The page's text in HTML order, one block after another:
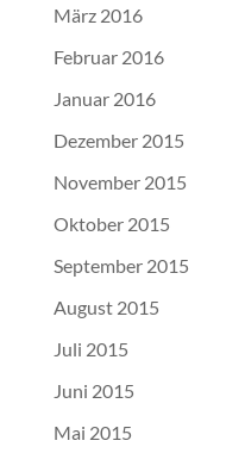
März 2016
Februar 2016
Januar 2016
Dezember 2015
November 2015
Oktober 2015
September 2015
August 2015
Juli 2015
Juni 2015
Mai 2015